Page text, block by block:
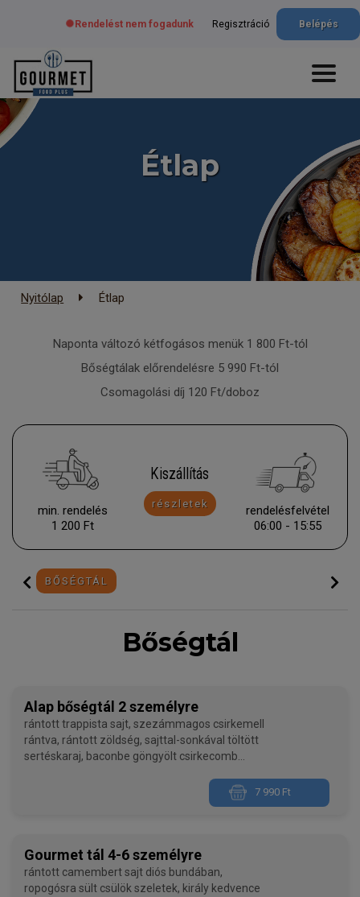
Rendelést nem fogadunk Regisztráció Belépés
Étlap
Nyitólap Étlap
Naponta változó kétfogásos menük 1 800 Ft-tól
Bőségtálak előrendelésre 5 990 Ft-tól
Csomagolási díj 120 Ft/doboz
min. rendelés
1 200 Ft
Kiszállítás
részletek
rendelésfelvétel
06:00 - 15:55
BŐSÉGTÁL
Bőségtál
Alap bőségtál 2 személyre
rántott trappista sajt, szezámmagos csirkemell
rántva, rántott zöldség, sajttal-sonkával töltött
sertéskaraj, baconbe göngyölt csirkecomb
A rendelést legkésőbb előző nap tudjuk felvenni!
7 990 Ft
Gourmet tál 4-6 személyre
rántott camembert sajt diós bundában,
ropogósra sült csülök szeletek, király kedvence